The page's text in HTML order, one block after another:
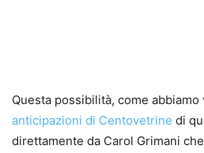
Questa possibilità, come
anticipazioni di Centovetrine di
direttamente da Carol Grimani